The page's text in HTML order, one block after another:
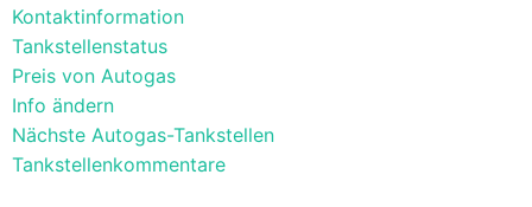
Kontaktinformation
Tankstellenstatus
Preis von Autogas
Info ändern
Nächste Autogas-Tankstellen
Tankstellenkommentare